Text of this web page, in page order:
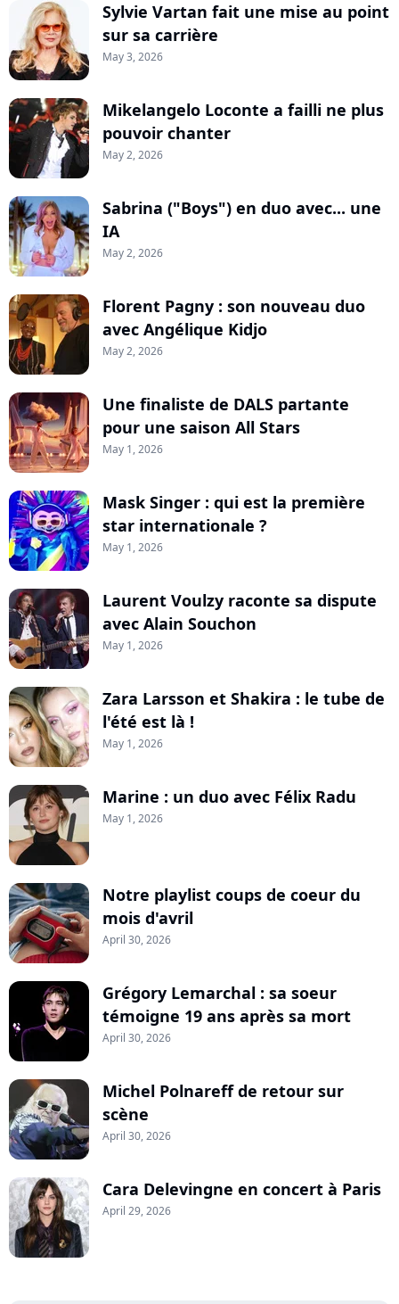
Sylvie Vartan fait une mise au point
sur sa carrière
May 3, 2026
Mikelangelo Loconte a failli ne plus
pouvoir chanter
May 2, 2026
Sabrina ("Boys") en duo avec... une
IA
May 2, 2026
Florent Pagny : son nouveau duo
avec Angélique Kidjo
May 2, 2026
Une finaliste de DALS partante
pour une saison All Stars
May 1, 2026
Mask Singer : qui est la première
star internationale ?
May 1, 2026
Laurent Voulzy raconte sa dispute
avec Alain Souchon
May 1, 2026
Zara Larsson et Shakira : le tube de
l'été est là !
May 1, 2026
Marine : un duo avec Félix Radu
May 1, 2026
Notre playlist coups de coeur du
mois d'avril
April 30, 2026
Grégory Lemarchal : sa soeur
témoigne 19 ans après sa mort
April 30, 2026
Michel Polnareff de retour sur
scène
April 30, 2026
Cara Delevingne en concert à Paris
April 29, 2026